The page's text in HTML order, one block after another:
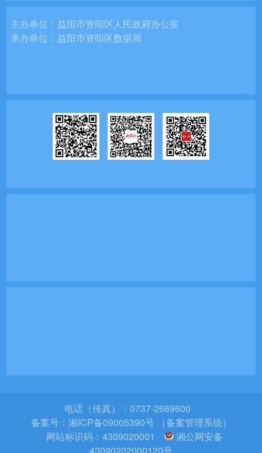
主办单位：益阳市资阳区人民政府办公室
承办单位：益阳市资阳区数据局
电话（传真）：0737-2669600
备案号： 湘ICP备09005390号 （备案管理系统）
网站标识码：4309020001
湘公网安备